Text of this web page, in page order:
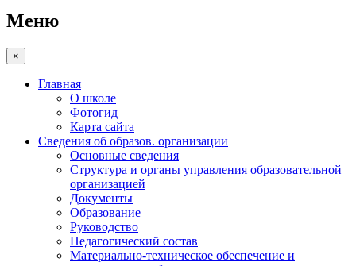
Меню
×
Главная
О школе
Фотогид
Карта сайта
Сведения об образов. организации
Основные сведения
Структура и органы управления образовательной
организацией
Документы
Образование
Руководство
Педагогический состав
Материально-техническое обеспечение и